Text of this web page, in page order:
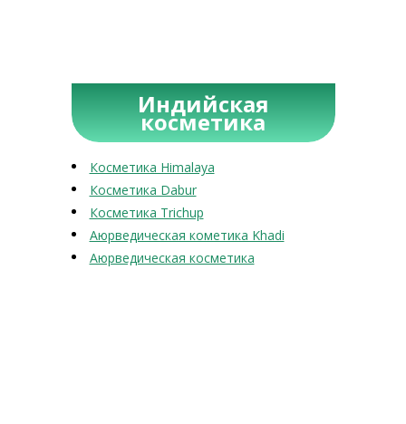
Индийская
косметика
Косметика Himalaya
Косметика Dabur
Косметика Trichup
Аюрведическая кометика Khadi
Аюрведическая косметика